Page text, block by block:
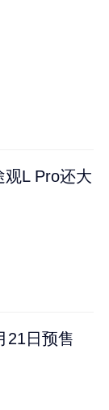
观L Pro还大
21日预售